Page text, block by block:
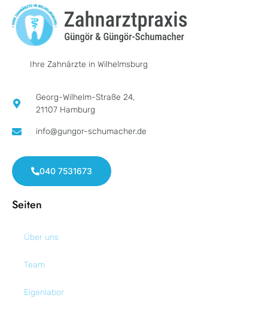
Ihre Zahnärzte in Wilhelmsburg
Georg-Wilhelm-Straße 24,
21107 Hamburg
info@gungor-schumacher.de
040 7531673
Seiten
Über uns
Team
Eigenlabor